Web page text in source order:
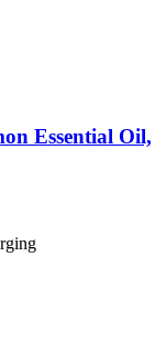
Essential Oil,